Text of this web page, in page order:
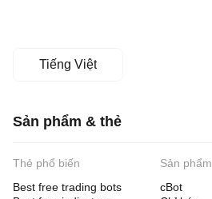
Tiếng Việt
Sản phẩm & thẻ
Thẻ phổ biến
Best free trading bots
Sản phẩm
cBot